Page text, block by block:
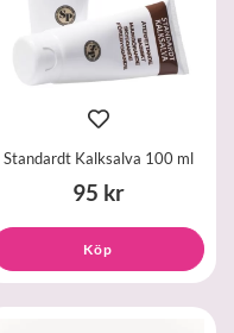
Standardt Kalksalva 100 ml
95 kr
Köp